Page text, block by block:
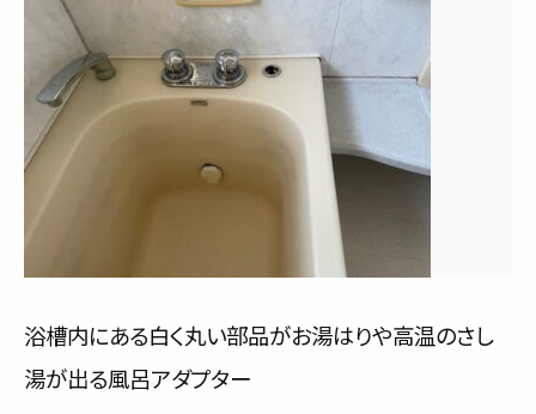
浴槽内にある白く丸い部品がお湯はりや高温のさし
湯が出る風呂アダプター